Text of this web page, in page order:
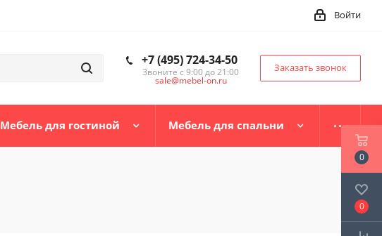
Войти
+7 (495) 724-34-50
Звоните с 9:00 до 21:00
sale@mebel-on.ru
Заказать звонок
Мебель для гостиной Мебель для спальни
0
0